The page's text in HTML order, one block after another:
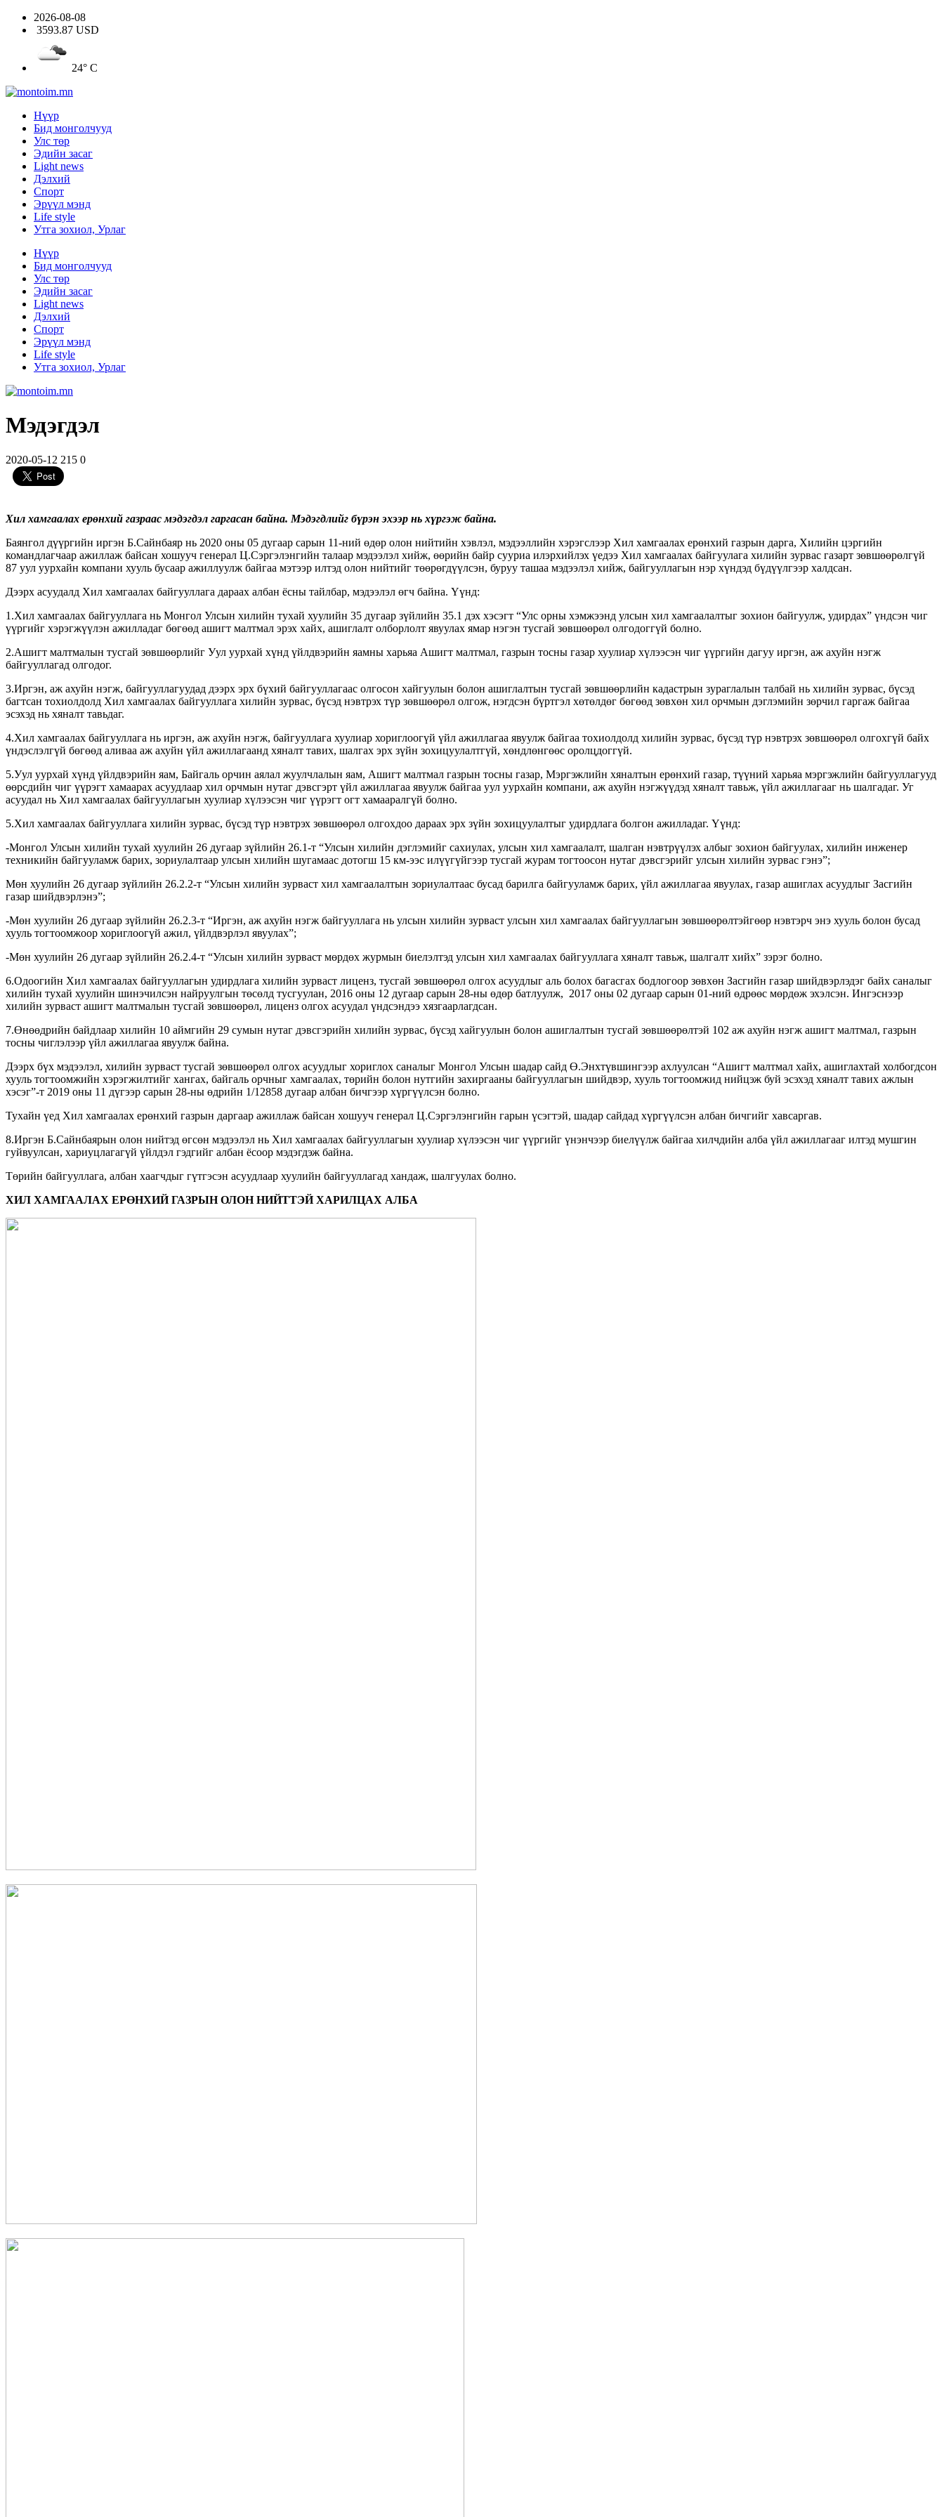
2026-08-08
3593.87 USD
24° C
Нүүр
Бид монголчууд
Улс төр
Эдийн засаг
Light news
Дэлхий
Спорт
Эрүүл мэнд
Life style
Утга зохиол, Урлаг
Нүүр
Бид монголчууд
Улс төр
Эдийн засаг
Light news
Дэлхий
Спорт
Эрүүл мэнд
Life style
Утга зохиол, Урлаг
Мэдэгдэл
2020-05-12 215 0
Хил хамгаалах ерөнхий газраас мэдэгдэл гаргасан байна. Мэдэгдлийг бүрэн эхээр нь хүргэж байна.
Баянгол дүүргийн иргэн Б.Сайнбаяр нь 2020 оны 05 дугаар сарын 11-ний өдөр олон нийтийн хэвлэл, мэдээллийн хэрэгслээр Хил хамгаалах ерөнхий газрын дарга, Хилийн цэргийн
командлагчаар ажиллаж байсан хошууч генерал Ц.Сэргэлэнгийн талаар мэдээлэл хийж, өөрийн байр сууриа илэрхийлэх үедээ Хил хамгаалах байгуулага хилийн зурвас газарт зөвшөөрөлгүй
87 уул уурхайн компани хууль бусаар ажиллуулж байгаа мэтээр илтэд олон нийтийг төөрөгдүүлсэн, буруу ташаа мэдээлэл хийж, байгууллагын нэр хүндэд бүдүүлгээр халдсан.
Дээрх асуудалд Хил хамгаалах байгууллага дараах албан ёсны тайлбар, мэдээлэл өгч байна. Үүнд:
1.Хил хамгаалах байгууллага нь Монгол Улсын хилийн тухай хуулийн 35 дугаар зүйлийн 35.1 дэх хэсэгт “Улс орны хэмжээнд улсын хил хамгаалалтыг зохион байгуулж, удирдах” үндсэн чиг
үүргийг хэрэгжүүлэн ажилладаг бөгөөд ашигт малтмал эрэх хайх, ашиглалт олборлолт явуулах ямар нэгэн тусгай зөвшөөрөл олгодоггүй болно.
2.Ашигт малтмалын тусгай зөвшөөрлийг Уул уурхай хүнд үйлдвэрийн яамны харьяа Ашигт малтмал, газрын тосны газар хуулиар хүлээсэн чиг үүргийн дагуу иргэн, аж ахуйн нэгж
байгууллагад олгодог.
3.Иргэн, аж ахуйн нэгж, байгууллагуудад дээрх эрх бүхий байгууллагаас олгосон хайгуулын болон ашиглалтын тусгай зөвшөөрлийн кадастрын зураглалын талбай нь хилийн зурвас, бүсэд
багтсан тохиолдолд Хил хамгаалах байгууллага хилийн зурвас, бүсэд нэвтрэх түр зөвшөөрөл олгож, нэгдсэн бүртгэл хөтөлдөг бөгөөд зөвхөн хил орчмын дэглэмийн зөрчил гаргаж байгаа
эсэхэд нь хяналт тавьдаг.
4.Хил хамгаалах байгууллага нь иргэн, аж ахуйн нэгж, байгууллага хуулиар хориглоогүй үйл ажиллагаа явуулж байгаа тохиолдолд хилийн зурвас, бүсэд түр нэвтрэх зөвшөөрөл олгохгүй байх
үндэслэлгүй бөгөөд аливаа аж ахуйн үйл ажиллагаанд хяналт тавих, шалгах эрх зүйн зохицуулалтгүй, хөндлөнгөөс оролцдоггүй.
5.Уул уурхай хүнд үйлдвэрийн яам, Байгаль орчин аялал жуулчлалын яам, Ашигт малтмал газрын тосны газар, Мэргэжлийн хяналтын ерөнхий газар, түүний харьяа мэргэжлийн байгууллагууд
өөрсдийн чиг үүрэгт хамаарах асуудлаар хил орчмын нутаг дэвсгэрт үйл ажиллагаа явуулж байгаа уул уурхайн компани, аж ахуйн нэгжүүдэд хяналт тавьж, үйл ажиллагааг нь шалгадаг. Уг
асуудал нь Хил хамгаалах байгууллагын хуулиар хүлээсэн чиг үүрэгт огт хамааралгүй болно.
5.Хил хамгаалах байгууллага хилийн зурвас, бүсэд түр нэвтрэх зөвшөөрөл олгохдоо дараах эрх зүйн зохицуулалтыг удирдлага болгон ажилладаг. Үүнд:
-Монгол Улсын хилийн тухай хуулийн 26 дугаар зүйлийн 26.1-т “Улсын хилийн дэглэмийг сахиулах, улсын хил хамгаалалт, шалган нэвтрүүлэх албыг зохион байгуулах, хилийн инженер
техникийн байгууламж барих, зориулалтаар улсын хилийн шугамаас дотогш 15 км-ээс илүүгүйгээр тусгай журам тогтоосон нутаг дэвсгэрийг улсын хилийн зурвас гэнэ”;
Мөн хуулийн 26 дугаар зүйлийн 26.2.2-т “Улсын хилийн зурваст хил хамгаалалтын зориулалтаас бусад барилга байгууламж барих, үйл ажиллагаа явуулах, газар ашиглах асуудлыг Засгийн
газар шийдвэрлэнэ”;
-Мөн хуулийн 26 дугаар зүйлийн 26.2.3-т “Иргэн, аж ахуйн нэгж байгууллага нь улсын хилийн зурваст улсын хил хамгаалах байгууллагын зөвшөөрөлтэйгөөр нэвтэрч энэ хууль болон бусад
хууль тогтоомжоор хориглоогүй ажил, үйлдвэрлэл явуулах”;
-Мөн хуулийн 26 дугаар зүйлийн 26.2.4-т “Улсын хилийн зурваст мөрдөх журмын биелэлтэд улсын хил хамгаалах байгууллага хяналт тавьж, шалгалт хийх” зэрэг болно.
6.Одоогийн Хил хамгаалах байгууллагын удирдлага хилийн зурваст лиценз, тусгай зөвшөөрөл олгох асуудлыг аль болох багасгах бодлогоор зөвхөн Засгийн газар шийдвэрлэдэг байх саналыг
хилийн тухай хуулийн шинэчилсэн найруулгын төсөлд тусгуулан, 2016 оны 12 дугаар сарын 28-ны өдөр батлуулж, 2017 оны 02 дугаар сарын 01-ний өдрөөс мөрдөж эхэлсэн. Ингэснээр
хилийн зурваст ашигт малтмалын тусгай зөвшөөрөл, лиценз олгох асуудал үндсэндээ хязгаарлагдсан.
7.Өнөөдрийн байдлаар хилийн 10 аймгийн 29 сумын нутаг дэвсгэрийн хилийн зурвас, бүсэд хайгуулын болон ашиглалтын тусгай зөвшөөрөлтэй 102 аж ахуйн нэгж ашигт малтмал, газрын
тосны чиглэлээр үйл ажиллагаа явуулж байна.
Дээрх бүх мэдээлэл, хилийн зурваст тусгай зөвшөөрөл олгох асуудлыг хориглох саналыг Монгол Улсын шадар сайд Ө.Энхтүвшингээр ахлуулсан “Ашигт малтмал хайх, ашиглахтай холбогдсон
хууль тогтоомжийн хэрэгжилтийг хангах, байгаль орчныг хамгаалах, төрийн болон нутгийн захиргааны байгууллагын шийдвэр, хууль тогтоомжид нийцэж буй эсэхэд хяналт тавих ажлын
хэсэг”-т 2019 оны 11 дүгээр сарын 28-ны өдрийн 1/12858 дугаар албан бичгээр хүргүүлсэн болно.
Тухайн үед Хил хамгаалах ерөнхий газрын даргаар ажиллаж байсан хошууч генерал Ц.Сэргэлэнгийн гарын үсэгтэй, шадар сайдад хүргүүлсэн албан бичгийг хавсаргав.
8.Иргэн Б.Сайнбаярын олон нийтэд өгсөн мэдээлэл нь Хил хамгаалах байгууллагын хуулиар хүлээсэн чиг үүргийг үнэнчээр биелүүлж байгаа хилчдийн алба үйл ажиллагааг илтэд мушгин
гуйвуулсан, хариуцлагагүй үйлдэл гэдгийг албан ёсоор мэдэгдэж байна.
Төрийн байгууллага, албан хаагчдыг гүтгэсэн асуудлаар хуулийн байгууллагад хандаж, шалгуулах болно.
ХИЛ ХАМГААЛАХ ЕРӨНХИЙ ГАЗРЫНОЛОН НИЙТТЭЙ ХАРИЛЦАХ АЛБА